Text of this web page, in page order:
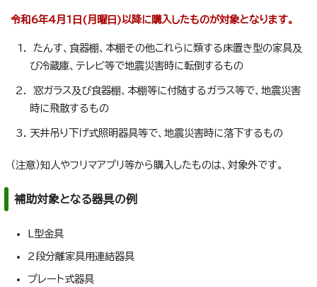
令和6年4月1日(月曜日)以降に購入したものが対象となります。
たんす、食器棚、本棚その他これらに類する床置き型の家具及
び冷蔵庫、テレビ等で地震災害時に転倒するもの
窓ガラス及び食器棚、本棚等に付随するガラス等で、地震災害
時に飛散するもの
天井吊り下げ式照明器具等で、地震災害時に落下するもの
（注意）知人やフリマアプリ等から購入したものは、対象外です。
補助対象となる器具の例
L型金具
2段分離家具用連結器具
プレート式器具